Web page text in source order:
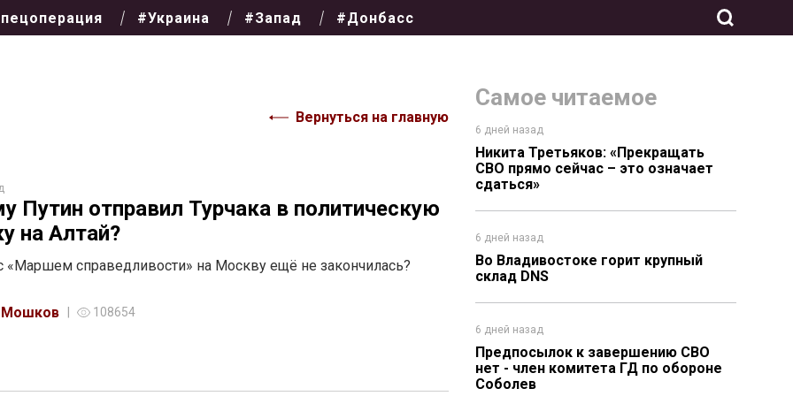
#Украина #Запад #Донбасс
Вернуться на главную
Путин отправил Турчака в политическую
на Алтай?
«Маршем справедливости» на Москву ещё не закончилась?
Мошков 108654
Самое читаемое
6 дней назад
Никита Третьяков: «Прекращать
СВО прямо сейчас – это означает
сдаться»
6 дней назад
Во Владивостоке горит крупный
склад DNS
6 дней назад
Предпосылок к завершению СВО
нет - член комитета ГД по обороне
Соболев